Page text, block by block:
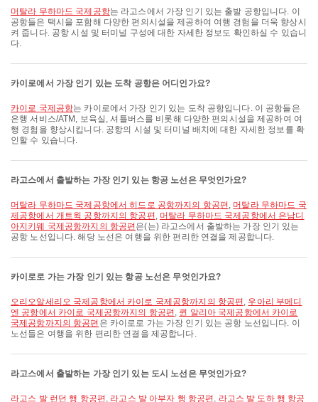
머탈라 무하마드 국제공항는 라고스에서 가장 인기 있는 출발 공항입니다. 이
공항들은 택시을 포함해 다양한 편의시설을 제공하여 여행 경험을 더욱 향상시
켜 줍니다. 공항 시설 및 터미널 구성에 대한 자세한 정보도 확인하실 수 있습니
다.
카이로에서 가장 인기 있는 도착 공항은 어디인가요?
카이로 국제공항는 카이로에서 가장 인기 있는 도착 공항입니다. 이 공항들은
은행 서비스/ATM, 보육실, 셔틀버스를 비롯해 다양한 편의시설을 제공하여 여
행 경험을 향상시킵니다. 공항의 시설 및 터미널 배치에 대한 자세한 정보를 확
인할 수 있습니다.
라고스에서 출발하는 가장 인기 있는 항공 노선은 무엇인가요?
머탈라 무하마드 국제공항에서 히드로 공항까지의 항공편 , 머탈라 무하마드 국
제공항에서 개트윅 공항까지의 항공편 , 머탈라 무하마드 국제공항에서 은남디
아지키웨 국제공항까지의 항공편 은(는) 라고스에서 출발하는 가장 인기 있는
공항 노선입니다. 해당 노선은 여행을 위한 편리한 연결을 제공합니다.
카이로로 가는 가장 인기 있는 항공 노선은 무엇인가요?
오리오알세리오 국제공항에서 카이로 국제공항까지의 항공편 , 우아리 부메디
엔 공항에서 카이로 국제공항까지의 항공편 , 퀸 알리아 국제공항에서 카이로
국제공항까지의 항공편 은 카이로로 가는 가장 인기 있는 공항 노선입니다. 이
노선들은 여행을 위한 편리한 연결을 제공합니다.
라고스에서 출발하는 가장 인기 있는 도시 노선은 무엇인가요?
라고스 발 런던 행 항공편 , 라고스 발 아부자 행 항공편 , 라고스 발 도하 행 항공